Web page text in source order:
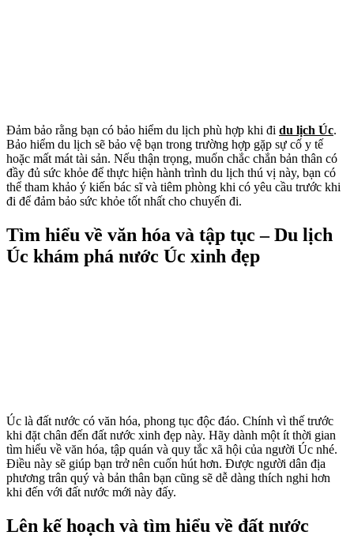
Đảm bảo rằng bạn có bảo hiểm du lịch phù hợp khi đi du lịch Úc.
Bảo hiểm du lịch sẽ bảo vệ bạn trong trường hợp gặp sự cố y tế
hoặc mất mát tài sản. Nếu thận trọng, muốn chắc chắn bản thân có
đầy đủ sức khỏe để thực hiện hành trình du lịch thú vị này, bạn có
thể tham khảo ý kiến bác sĩ và tiêm phòng khi có yêu cầu trước khi
đi để đảm bảo sức khỏe tốt nhất cho chuyến đi.
Tìm hiểu về văn hóa và tập tục – Du lịch
Úc khám phá nước Úc xinh đẹp
Úc là đất nước có văn hóa, phong tục độc đáo. Chính vì thế trước
khi đặt chân đến đất nước xinh đẹp này. Hãy dành một ít thời gian
tìm hiểu về văn hóa, tập quán và quy tắc xã hội của người Úc nhé.
Điều này sẽ giúp bạn trở nên cuốn hút hơn. Được người dân địa
phương trân quý và bản thân bạn cũng sẽ dễ dàng thích nghi hơn
khi đến với đất nước mới này đấy.
Lên kế hoạch và tìm hiểu về đất nước